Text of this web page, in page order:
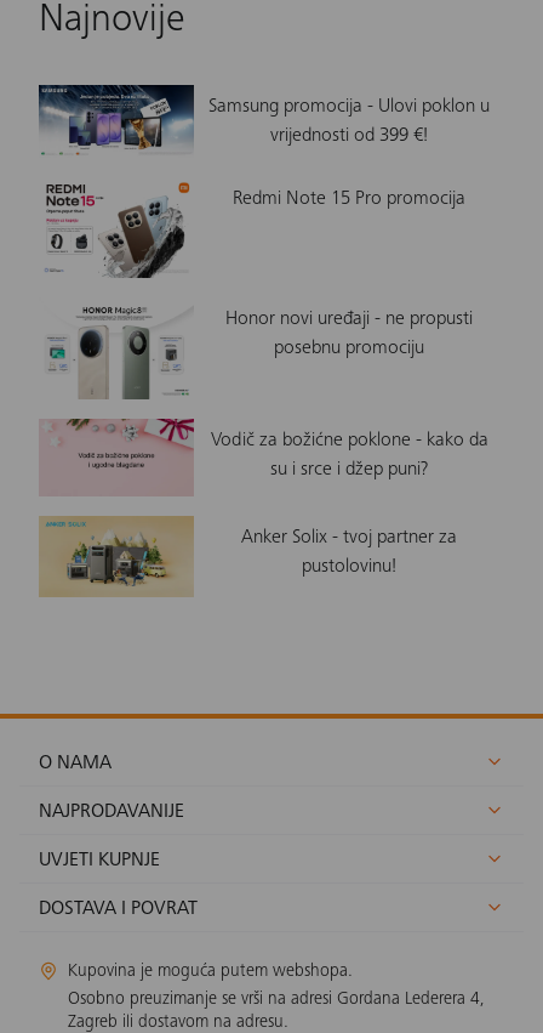
Najnovije
Samsung promocija - Ulovi poklon u
vrijednosti od 399 €!
Redmi Note 15 Pro promocija
Honor novi uređaji - ne propusti
posebnu promociju
Vodič za božićne poklone - kako da
su i srce i džep puni?
Anker Solix - tvoj partner za
pustolovinu!
O NAMA
NAJPRODAVANIJE
UVJETI KUPNJE
DOSTAVA I POVRAT
Kupovina je moguća putem webshopa.
Osobno preuzimanje se vrši na adresi Gordana Lederera 4,
Zagreb ili dostavom na adresu.